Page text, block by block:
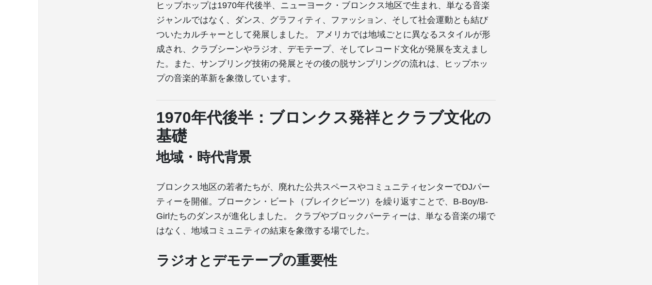
ヒップホップは1970年代後半、ニューヨーク・ブロンクス地区で生まれ、単なる音楽
ジャンルではなく、ダンス、グラフィティ、ファッション、そして社会運動とも結び
ついたカルチャーとして発展しました。 アメリカでは地域ごとに異なるスタイルが形
成され、クラブシーンやラジオ、デモテープ、そしてレコード文化が発展を支えまし
た。また、サンプリング技術の発展とその後の脱サンプリングの流れは、ヒップホッ
プの音楽的革新を象徴しています。
1970年代後半：ブロンクス発祥とクラブ文化の
基礎
地域・時代背景
ブロンクス地区の若者たちが、廃れた公共スペースやコミュニティセンターでDJパー
ティーを開催。ブロークン・ビート（ブレイクビーツ）を繰り返すことで、B-Boy/B-
Girlたちのダンスが進化しました。 クラブやブロックパーティーは、単なる音楽の場で
はなく、地域コミュニティの結束を象徴する場でした。
ラジオとデモテープの重要性